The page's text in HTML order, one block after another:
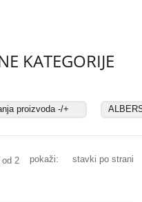
KATEGORIJE
proizvoda -/+
od 2 pokaži: stavki po strani